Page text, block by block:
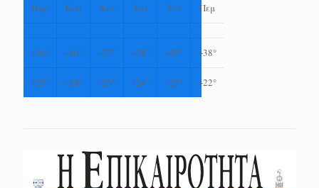
Παρ
Κυρ Δευ Τρι Τετ Πεμ
+36° +40° +37° +38° +39° +38°
+25° +28° +25° +24° +23° +22°